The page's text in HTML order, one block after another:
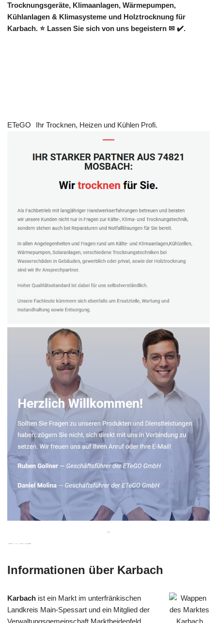
Trocknungsgeräte, Klimaanlagen, Wärmepumpen,
Kühlanlagen & Klimasysteme und Holztrocknung für
Karbach. ⭐ Lassen Sie sich von uns begeistern ✉ ✔️.
ETeGO Ihr Trocknen, Heizen und Kühlen Profi.
Informationen über Karbach
Karbach ist ein Markt im unterfränkischen
Landkreis Main-Spessart und ein Mitglied der
Verwaltungsgemeinschaft Marktheidenfeld.